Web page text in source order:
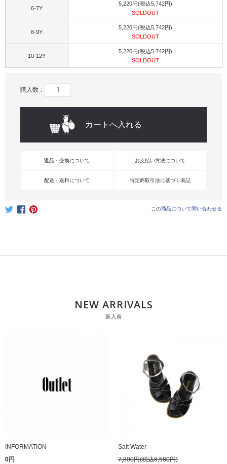
6-7Y
5,220円(税込5,742円)
SOLDOUT
8-9Y
5,220円(税込5,742円)
SOLDOUT
10-12Y
5,220円(税込5,742円)
SOLDOUT
購入数：
返品・交換について お支払い方法について
配送・送料について 特定商取引法に基づく表記
この商品について問い合わせる
NEW ARRIVALS
新入荷
INFORMATION
0円
Salt Water
7,800円(税込8,580円)